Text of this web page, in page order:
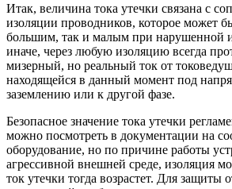
Итак, величина тока утечки связана с
изоляции проводников, которое может
большим, так и малым при нарушенной
иначе, через любую изоляцию всегда
мизерный, но реальный ток от
находящейся в данный момент под
заземлению или к другой фазе.
Безопасное значение тока утечки
можно посмотреть в документации на
оборудование, но по причине работы
агрессивной внешней среде, изоляция
ток утечки тогда возрастет. Для защиты